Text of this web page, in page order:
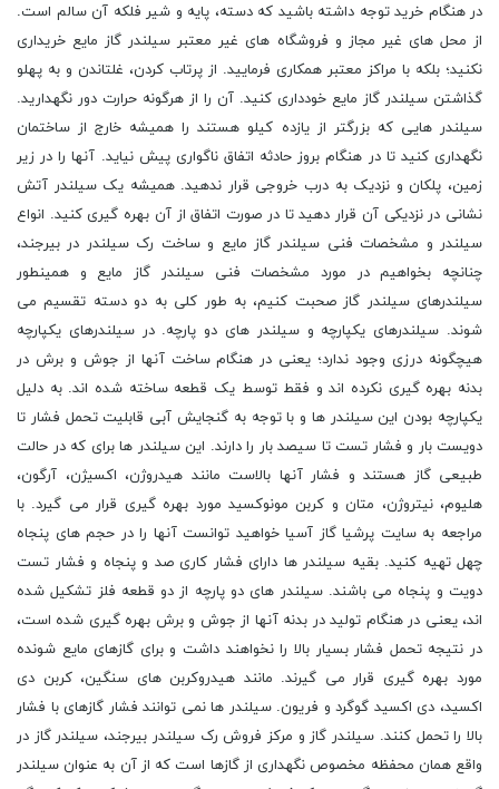
در هنگام خرید توجه داشته باشید که دسته، پایه و شیر فلکه آن سالم است.
از محل های غیر مجاز و فروشگاه های غیر معتبر سیلندر گاز مایع خریداری
نکنید؛ بلکه با مراکز معتبر همکاری فرمایید. از پرتاب کردن، غلتاندن و به پهلو
گذاشتن سیلندر گاز مایع خودداری کنید. آن را از هرگونه حرارت دور نگهدارید.
سیلندر هایی که بزرگتر از یازده کیلو هستند را همیشه خارج از ساختمان
نگهداری کنید تا در هنگام بروز حادثه اتفاق ناگواری پیش نیاید. آنها را در زیر
زمین، پلکان و نزدیک به درب خروجی قرار ندهید. همیشه یک سیلندر آتش
نشانی در نزدیکی آن قرار دهید تا در صورت اتفاق از آن بهره گیری کنید. انواع
سیلندر و مشخصات فنی سیلندر گاز مایع و ساخت رک سیلندر در بیرجند،
چنانچه بخواهیم در مورد مشخصات فنی سیلندر گاز مایع و همینطور
سیلندرهای سیلندر گاز صحبت کنیم، به طور کلی به دو دسته تقسیم می
شوند. سیلندرهای یکپارچه و سیلندر های دو پارچه. در سیلندرهای یکپارچه
هیچگونه درزی وجود ندارد؛ یعنی در هنگام ساخت آنها از جوش و برش در
بدنه بهره گیری نکرده اند و فقط توسط یک قطعه ساخته شده اند. به دلیل
یکپارچه بودن این سیلندر ها و با توجه به گنجایش آبی قابلیت تحمل فشار تا
دویست بار و فشار تست تا سیصد بار را دارند. این سیلندر ها برای که در حالت
طبیعی گاز هستند و فشار آنها بالاست مانند هیدروژن، اکسیژن، آرگون،
هلیوم، نیتروژن، متان و کربن مونوکسید مورد بهره گیری قرار می گیرد. با
مراجعه به سایت پرشیا گاز آسیا خواهید توانست آنها را در حجم های پنجاه
چهل تهیه کنید. بقیه سیلندر ها دارای فشار کاری صد و پنجاه و فشار تست
دویت و پنجاه می باشند. سیلندر های دو پارچه از دو قطعه فلز تشکیل شده
اند، یعنی در هنگام تولید در بدنه آنها از جوش و برش بهره گیری شده است،
در نتیجه تحمل فشار بسیار بالا را نخواهند داشت و برای گازهای مایع شونده
مورد بهره گیری قرار می گیرند. مانند هیدروکربن های سنگین، کربن دی
اکسید، دی اکسید گوگرد و فریون. سیلندر ها نمی توانند فشار گازهای با فشار
بالا را تحمل کنند. سیلندر گاز و مرکز فروش رک سیلندر بیرجند، سیلندر گاز در
واقع همان محفظه مخصوص نگهداری از گازها است که از آن به عنوان سیلندر